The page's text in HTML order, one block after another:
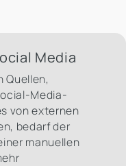
Media
Quellen,
Media-
von externen
bedarf der
manuellen